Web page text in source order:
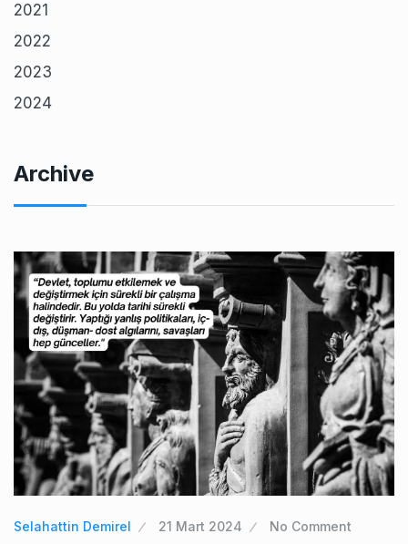
2021
2022
2023
2024
Archive
Selahattin Demirel 21 Mart 2024 No Comment